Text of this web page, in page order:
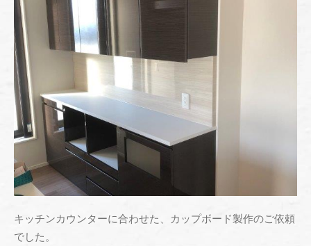
" alt="" />
キッチンカウンターに合わせた、カップボード製作のご依頼
でした。